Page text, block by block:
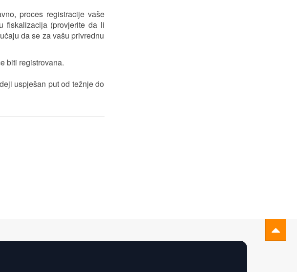
proces registracije vaše
fiskalizacija (provjerite da li
da se za vašu privrednu
biti registrovana.
uspješan put od težnje do